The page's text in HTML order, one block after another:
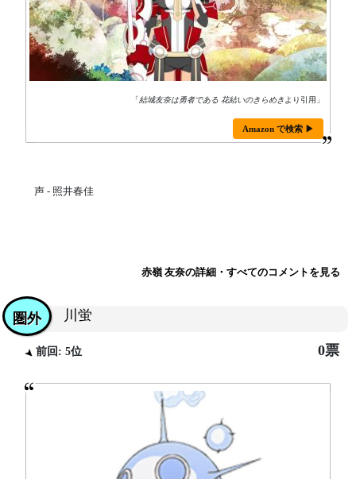
「結城友奈は勇者である 花結いのきらめき より引用」
Amazon で検索 ▶
声 - 照井春佳
赤嶺 友奈の詳細・すべてのコメントを見る
川蛍
圏外
前回: 5位 0票